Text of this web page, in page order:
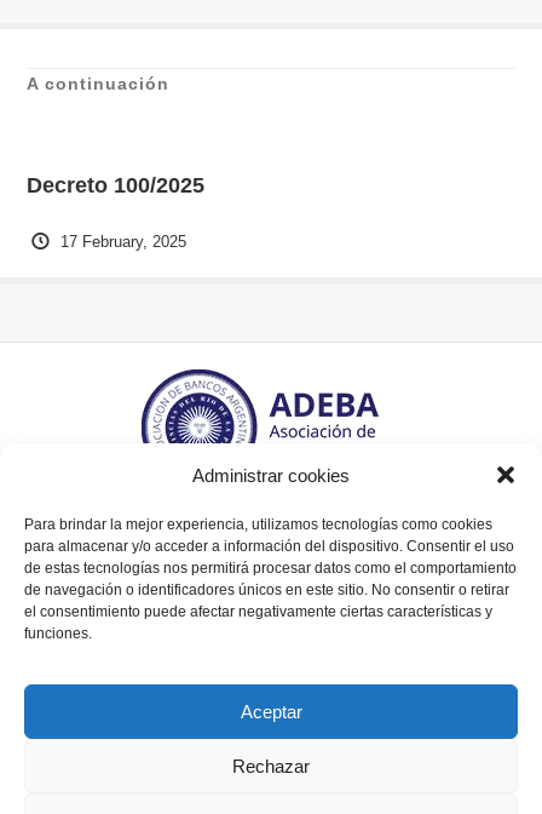
Administrar cookies
Para brindar la mejor experiencia, utilizamos tecnologías como cookies
para almacenar y/o acceder a información del dispositivo. Consentir el uso
de estas tecnologías nos permitirá procesar datos como el comportamiento
de navegación o identificadores únicos en este sitio. No consentir o retirar
el consentimiento puede afectar negativamente ciertas características y
funciones.
Aceptar
Rechazar
A continuación
Decreto 100/2025
17 February, 2025
Tte. Gral. Juan Domingo Perón 564, piso 6° (C1038AAL)
Bs. As., Argentina.
Tel / Fax: (+54 11) 5238 - 7790. Email: